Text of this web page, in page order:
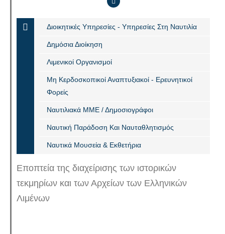
Διοικητικές Υπηρεσίες - Υπηρεσίες Στη Ναυτιλία
Δημόσια Διοίκηση
Λιμενικοί Οργανισμοί
Μη Κερδοσκοπικοί Αναπτυξιακοί - Ερευνητικοί
Φορείς
Ναυτιλιακά ΜΜΕ / Δημοσιογράφοι
Ναυτική Παράδοση Και Ναυταθλητισμός
Ναυτικά Μουσεία & Εκθετήρια
Εποπτεία της διαχείρισης των ιστορικών
τεκμηρίων και των Αρχείων των Ελληνικών
Λιμένων